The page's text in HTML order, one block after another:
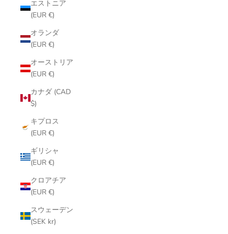
エストニア
(EUR €)
オランダ
(EUR €)
オーストリア
(EUR €)
カナダ (CAD
$)
キプロス
(EUR €)
ギリシャ
(EUR €)
クロアチア
(EUR €)
スウェーデン
(SEK kr)